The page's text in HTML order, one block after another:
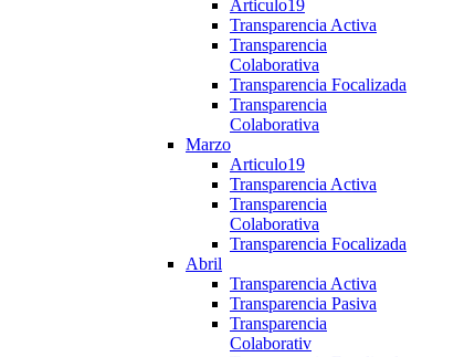
Articulo19
Transparencia Activa
Transparencia
Colaborativa
Transparencia Focalizada
Transparencia
Colaborativa
Marzo
Articulo19
Transparencia Activa
Transparencia
Colaborativa
Transparencia Focalizada
Abril
Transparencia Activa
Transparencia Pasiva
Transparencia
Colaborativ